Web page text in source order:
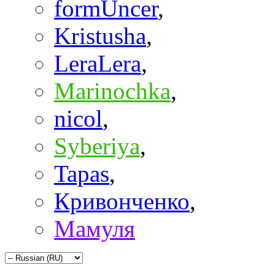
formUncer,
Kristusha,
LeraLera,
Marinochka,
nicol,
Syberiya,
Tapas,
Кривонченко,
Мамуля